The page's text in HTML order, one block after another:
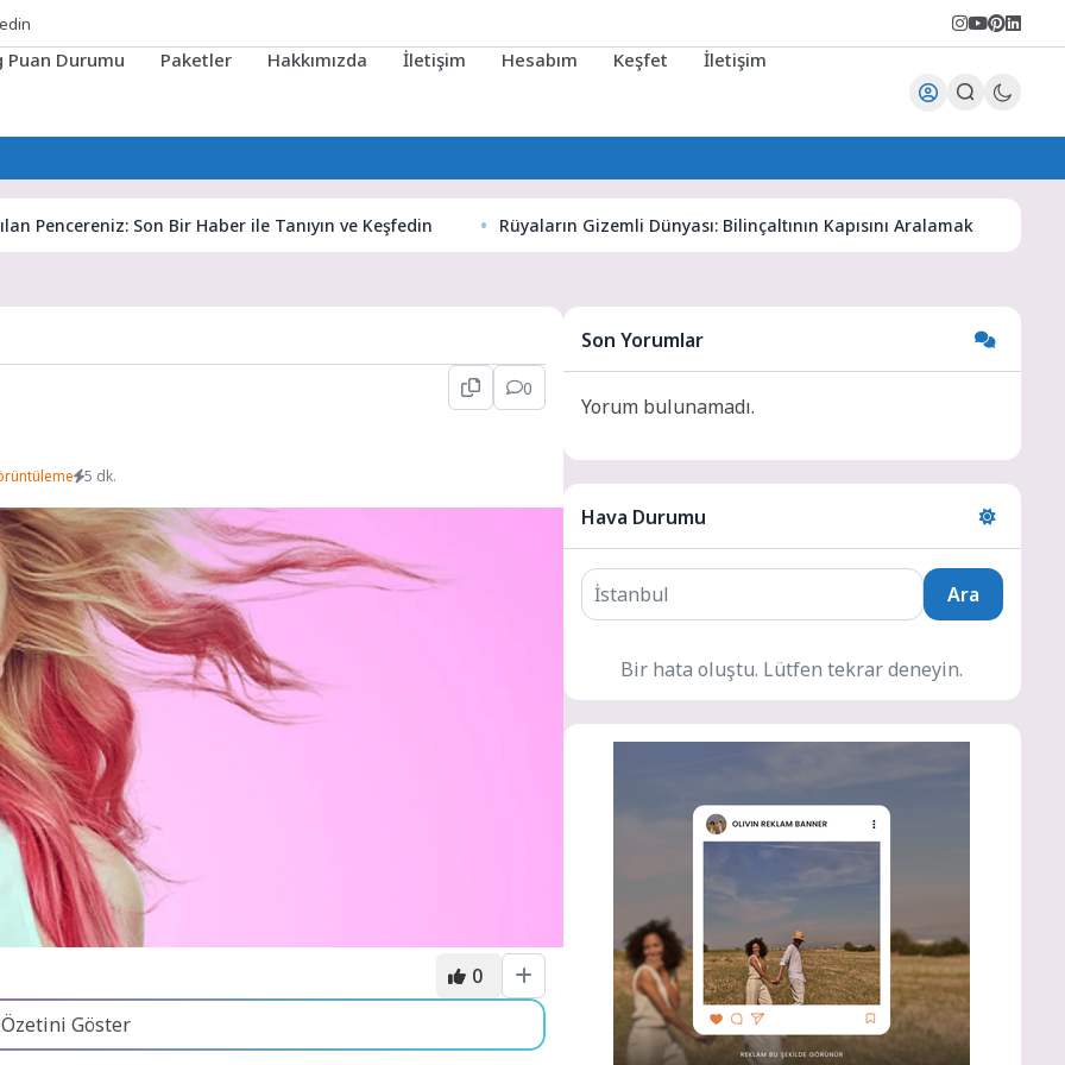
Puan Durumu Paketler Hakkımızda İletişim Hesabım Keşfet İletişim
Son Bir Haber ile Tanıyın ve Keşfedin Rüyaların Gizemli Dünyası: Bilinçaltının Kapısını Aralamak Karaman
0
5 dk.
0
Özetini Göster
Son Yorumlar
Yorum bulunamadı.
Hava Durumu
Ara
Bir hata oluştu. Lütfen tekrar deneyin.